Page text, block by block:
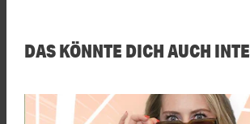
DAS KÖNNTE DICH AUCH